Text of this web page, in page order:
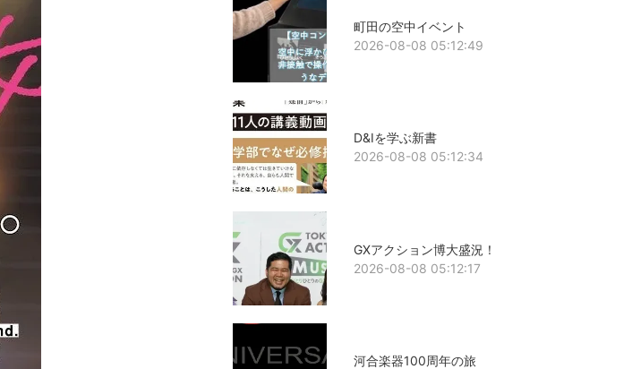
町田の空中イベント
2026-08-08 05:12:49
D&Iを学ぶ新書
2026-08-08 05:12:34
GXアクション博大盛況！
2026-08-08 05:12:17
河合楽器100周年の旅